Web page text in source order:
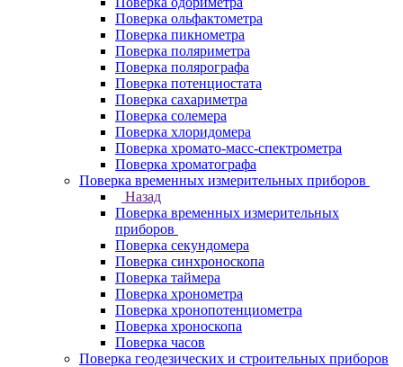
Поверка ольфактометра
Поверка пикнометра
Поверка поляриметра
Поверка полярографа
Поверка потенциостата
Поверка сахариметра
Поверка солемера
Поверка хлоридомера
Поверка хромато-масс-спектрометра
Поверка хроматографа
Поверка временных измерительных приборов
Назад
Поверка временных измерительных
приборов
Поверка секундомера
Поверка синхроноскопа
Поверка таймера
Поверка хронометра
Поверка хронопотенциометра
Поверка хроноскопа
Поверка часов
Поверка геодезических и строительных приборов